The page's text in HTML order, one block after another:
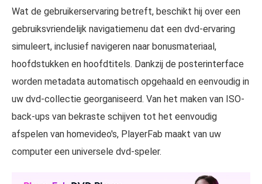
Wat de gebruikerservaring betreft, beschikt hij over een
gebruiksvriendelijk navigatiemenu dat een dvd-ervaring
simuleert, inclusief navigeren naar bonusmateriaal,
hoofdstukken en hoofdtitels. Dankzij de posterinterface
worden metadata automatisch opgehaald en eenvoudig in
uw dvd-collectie georganiseerd. Van het maken van ISO-
back-ups van bekraste schijven tot het eenvoudig
afspelen van homevideo's, PlayerFab maakt van uw
computer een universele dvd-speler.